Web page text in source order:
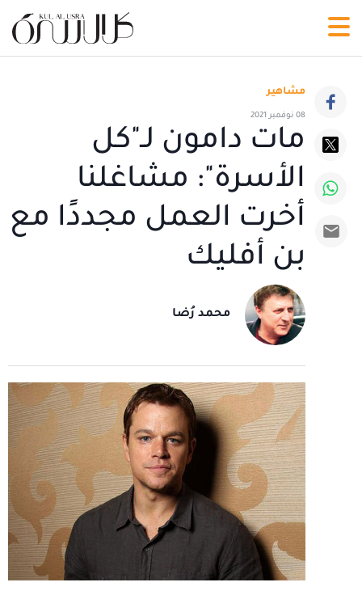
مشاهير
08 نوفمبر 2021
مات دامون لـ"كل
الأسرة": مشاغلنا
أخرت العمل مجددًا مع
بن أفليك
محمد رُضا